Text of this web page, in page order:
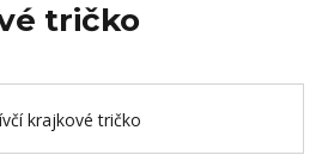
tričko